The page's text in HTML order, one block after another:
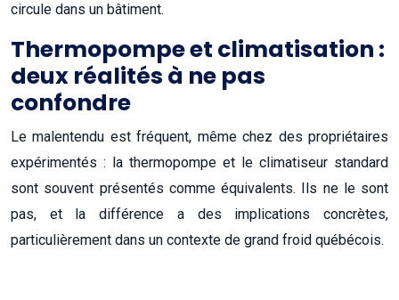
circule dans un bâtiment.
Thermopompe et climatisation :
deux réalités à ne pas
confondre
Le malentendu est fréquent, même chez des propriétaires
expérimentés : la thermopompe et le climatiseur standard
sont souvent présentés comme équivalents. Ils ne le sont
pas, et la différence a des implications concrètes,
particulièrement dans un contexte de grand froid québécois.